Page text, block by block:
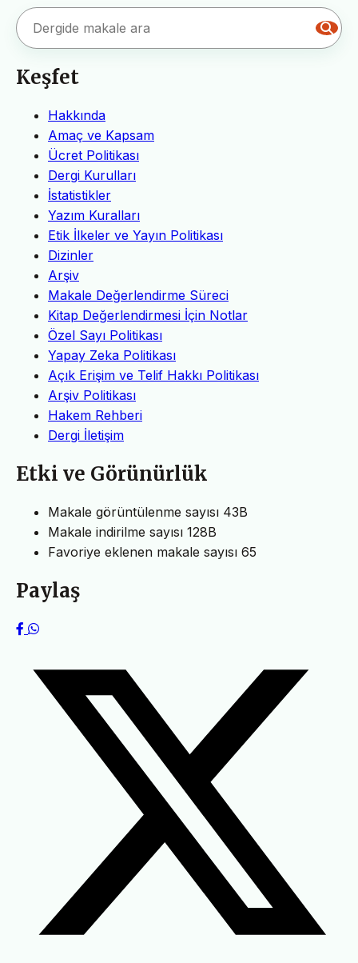
Keşfet
Hakkında
Amaç ve Kapsam
Ücret Politikası
Dergi Kurulları
İstatistikler
Yazım Kuralları
Etik İlkeler ve Yayın Politikası
Dizinler
Arşiv
Makale Değerlendirme Süreci
Kitap Değerlendirmesi İçin Notlar
Özel Sayı Politikası
Yapay Zeka Politikası
Açık Erişim ve Telif Hakkı Politikası
Arşiv Politikası
Hakem Rehberi
Dergi İletişim
Etki ve Görünürlük
Makale görüntülenme sayısı 43B
Makale indirilme sayısı 128B
Favoriye eklenen makale sayısı 65
Paylaş